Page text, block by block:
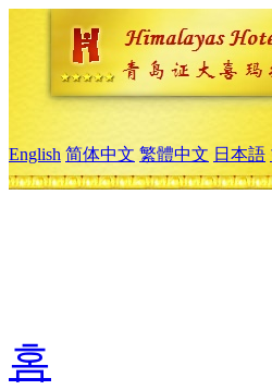
English 简体中文 繁體中文 日本語
홈